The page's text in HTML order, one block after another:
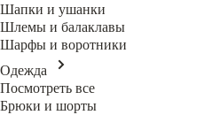
Шапки и ушанки
Шлемы и балаклавы
Шарфы и воротники
Одежда
Посмотреть все
Брюки и шорты